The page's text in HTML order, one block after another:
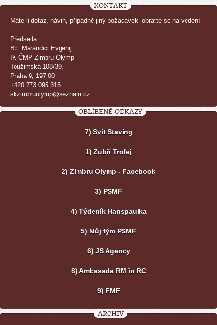
KONTAKT
Máte-li dotaz, návrh, případně jiný požadavek, obraťte se na vedení:
Předseda
Bc. Marandici Evgenij
IK ČMP Zimbru Olymp
Toužimská 108/39,
Praha 9, 197 00
+420 773 095 315
skzimbruolymp@seznam.cz
OBLÍBENÉ ODKAZY
7) Svit Staving
1) Zubří Trofej
2) Zimbru Olymp - Facebook
3) PSMF
4) Týdeník Hanspaulka
5) Můj tým PSMF
6) JS Agency
8) Ambasada RM în RC
9) FMF
ARCHIV